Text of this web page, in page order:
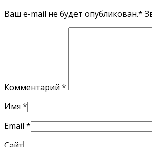
Ваш e-mail не будет опубликован.*
Комментарий *
Имя *
Email *